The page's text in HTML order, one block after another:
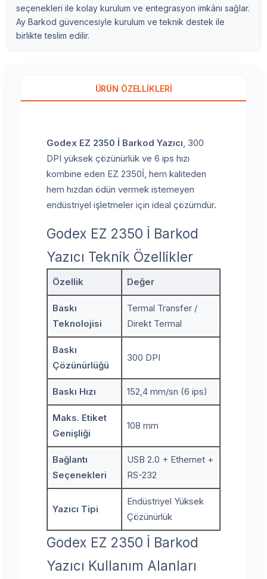
seçenekleri ile kolay kurulum ve entegrasyon imkânı sağlar.
Ay Barkod güvencesiyle kurulum ve teknik destek ile
birlikte teslim edilir.
ÜRÜN ÖZELLIKLERI
Godex EZ 2350 İ Barkod Yazıcı, 300
DPI yüksek çözünürlük ve 6 ips hızı
kombine eden EZ 2350İ, hem kaliteden
hem hızdan ödün vermek istemeyen
endüstriyel işletmeler için ideal çözümdür.
Godex EZ 2350 İ Barkod
Yazıcı Teknik Özellikler
Özellik Değer
Baskı
Teknolojisi
Termal Transfer /
Direkt Termal
Baskı
Çözünürlüğü
300 DPI
Baskı Hızı 152,4 mm/sn (6 ips)
Maks. Etiket
Genişliği
108 mm
Bağlantı
Seçenekleri
USB 2.0 + Ethernet +
RS-232
Yazıcı Tipi
Endüstriyel Yüksek
Çözünürlük
Godex EZ 2350 İ Barkod
Yazıcı Kullanım Alanları